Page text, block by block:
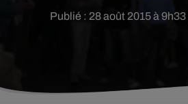
Publié : 28 août 2015 à